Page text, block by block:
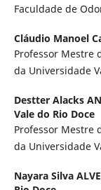
Faculdade de
Cláudio Manoel
Professor Mestre
da Universidade
Destter Alacks
Vale do Rio Doce
Professor Mestre
da Universidade
Nayara Silva